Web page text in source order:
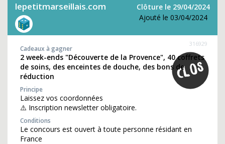
lepetitmarseillais.com
Clôture le 29/04/2024
Ajouté le 03/04/2024
316929
Cadeaux à gagner
2 week-ends "Découverte de la Provence", 40 coffrets
de soins, des enceintes de douche, des bons de
réduction
Principe
Laissez vos coordonnées
⚠️ Inscription newsletter obligatoire.
Conditions
Le concours est ouvert à toute personne résidant en
France